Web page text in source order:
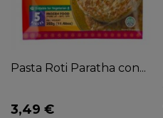
Pasta Roti Paratha con...
3,49 €